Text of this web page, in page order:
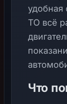
удобная
ТО всё
Что